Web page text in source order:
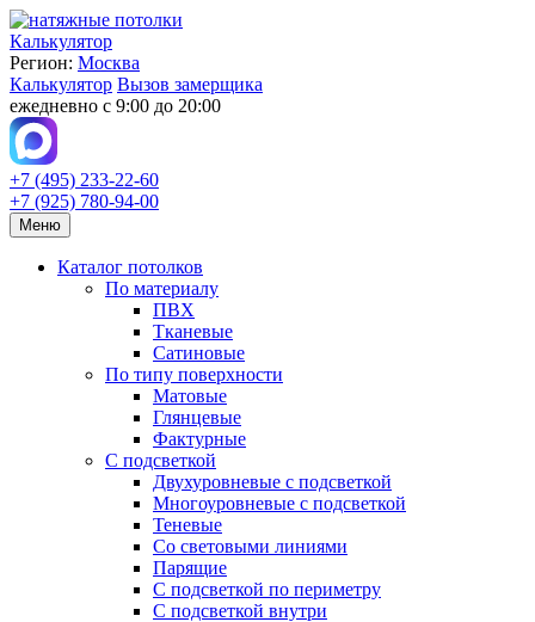
Калькулятор
Регион: Москва
Калькулятор Вызов замерщика
ежедневно с 9:00 до 20:00
+7 (495) 233-22-60
+7 (925) 780-94-00
Меню
Каталог потолков
По материалу
ПВХ
Тканевые
Сатиновые
По типу поверхности
Матовые
Глянцевые
Фактурные
С подсветкой
Двухуровневые с подсветкой
Многоуровневые с подсветкой
Теневые
Со световыми линиями
Парящие
С подсветкой по периметру
С подсветкой внутри